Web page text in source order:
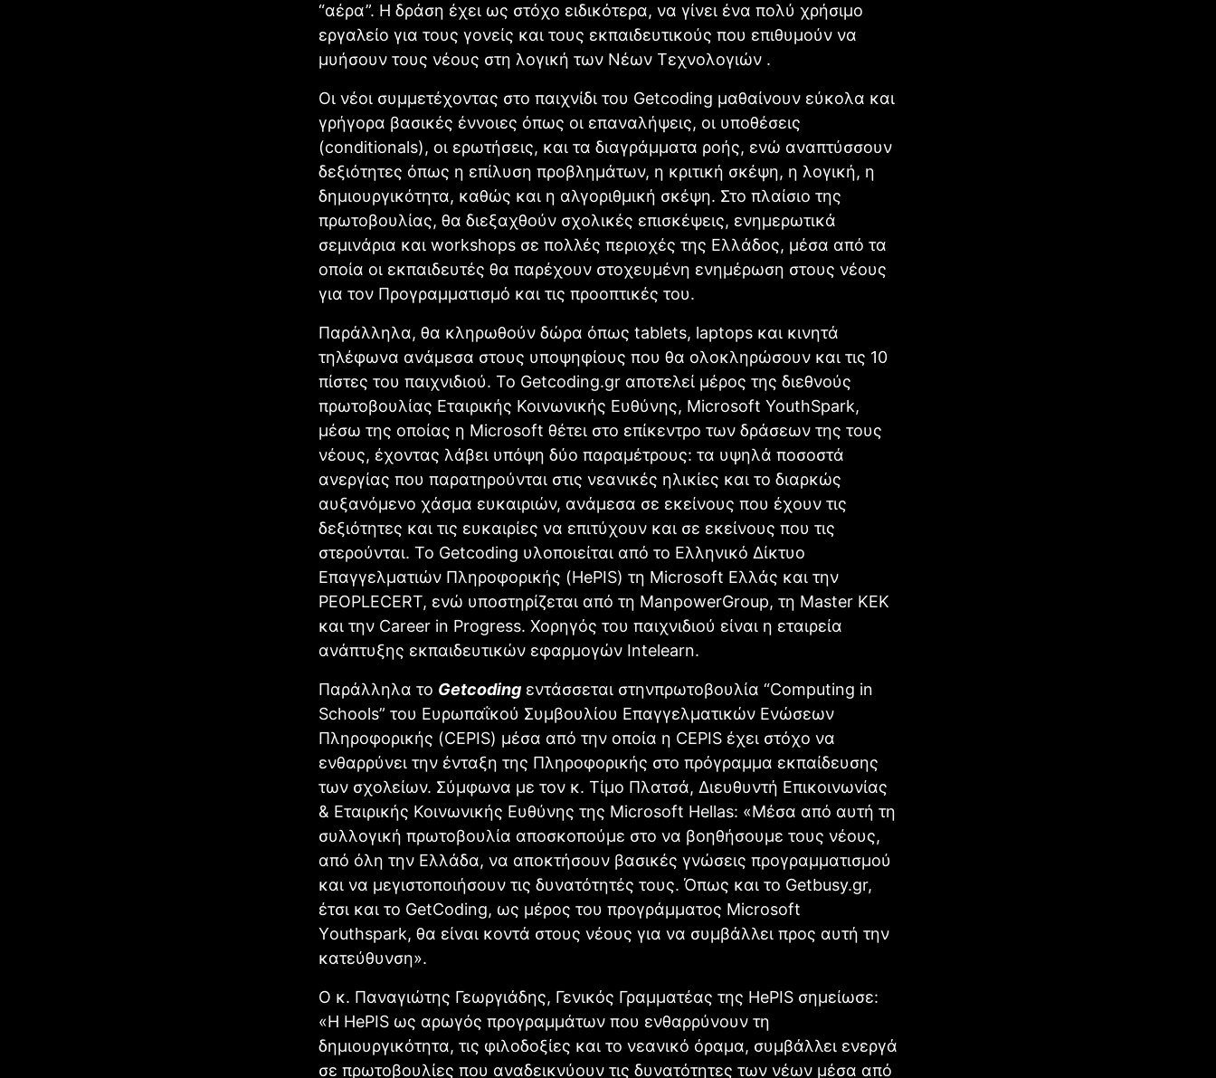
“αέρα”. Η δράση έχει ως στόχο ειδικότερα, να γίνει ένα πολύ χρήσιμο
εργαλείο για τους γονείς και τους εκπαιδευτικούς που επιθυμούν να
μυήσουν τους νέους στη λογική των Νέων Τεχνολογιών .
Οι νέοι συμμετέχοντας στο παιχνίδι του Getcoding μαθαίνουν εύκολα και
γρήγορα βασικές έννοιες όπως οι επαναλήψεις, οι υποθέσεις
(conditionals), οι ερωτήσεις, και τα διαγράμματα ροής, ενώ αναπτύσσουν
δεξιότητες όπως η επίλυση προβλημάτων, η κριτική σκέψη, η λογική, η
δημιουργικότητα, καθώς και η αλγοριθμική σκέψη. Στο πλαίσιο της
πρωτοβουλίας, θα διεξαχθούν σχολικές επισκέψεις, ενημερωτικά
σεμινάρια και workshops σε πολλές περιοχές της Ελλάδος, μέσα από τα
οποία οι εκπαιδευτές θα παρέχουν στοχευμένη ενημέρωση στους νέους
για τον Προγραμματισμό και τις προοπτικές του.
Παράλληλα, θα κληρωθούν δώρα όπως tablets, laptops και κινητά
τηλέφωνα ανάμεσα στους υποψηφίους που θα ολοκληρώσουν και τις 10
πίστες του παιχνιδιού. Το Getcoding.gr αποτελεί μέρος της διεθνούς
πρωτοβουλίας Εταιρικής Κοινωνικής Ευθύνης, Microsoft YouthSpark,
μέσω της οποίας η Microsoft θέτει στο επίκεντρο των δράσεων της τους
νέους, έχοντας λάβει υπόψη δύο παραμέτρους: τα υψηλά ποσοστά
ανεργίας που παρατηρούνται στις νεανικές ηλικίες και το διαρκώς
αυξανόμενο χάσμα ευκαιριών, ανάμεσα σε εκείνους που έχουν τις
δεξιότητες και τις ευκαιρίες να επιτύχουν και σε εκείνους που τις
στερούνται. Το Getcoding υλοποιείται από τo Ελληνικό Δίκτυο
Επαγγελματιών Πληροφορικής (HePIS) τη Microsoft Ελλάς και την
PEOPLECERT, ενώ υποστηρίζεται από τη ManpowerGroup, τη Master KEK
και την Career in Progress. Χορηγός του παιχνιδιού είναι η εταιρεία
ανάπτυξης εκπαιδευτικών εφαρμογών Intelearn.
Παράλληλα το Getcoding εντάσσεται στηνπρωτοβουλία “Computing in
Schools” του Eυρωπαΐκού Συμβουλίου Επαγγελματικών Ενώσεων
Πληροφορικής (CEPIS) μέσα από την οποία η CEPIS έχει στόχο να
ενθαρρύνει την ένταξη της Πληροφορικής στο πρόγραμμα εκπαίδευσης
των σχολείων. Σύμφωνα με τον κ. Τίμο Πλατσά, Διευθυντή Επικοινωνίας
& Εταιρικής Κοινωνικής Ευθύνης της Microsoft Hellas: «Μέσα από αυτή τη
συλλογική πρωτοβουλία αποσκοπούμε στο να βοηθήσουμε τους νέους,
από όλη την Ελλάδα, να αποκτήσουν βασικές γνώσεις προγραμματισμού
και να μεγιστοποιήσουν τις δυνατότητές τους. Όπως και το Getbusy.gr,
έτσι και το GetCoding, ως μέρος του προγράμματος Microsoft
Υouthspark, θα είναι κοντά στους νέους για να συμβάλλει προς αυτή την
κατεύθυνση».
Ο κ. Παναγιώτης Γεωργιάδης, Γενικός Γραμματέας της HePIS σημείωσε:
«Η HePIS ως αρωγός προγραμμάτων που ενθαρρύνουν τη
δημιουργικότητα, τις φιλοδοξίες και το νεανικό όραμα, συμβάλλει ενεργά
σε πρωτοβουλίες που αναδεικνύουν τις δυνατότητες των νέων μέσα από